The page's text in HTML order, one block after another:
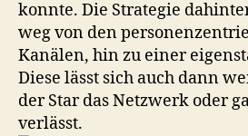
konnte. Die Strategie
weg von den
Kanälen, hin zu einer
Diese lässt sich auch dann
der Star das Netzwerk oder
verlässt.